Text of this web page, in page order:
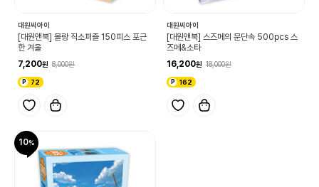
대원씨아이
[대원앤북] 몰랑 직소퍼즐 150피스 포근
한 겨울
7,200
8,000
72
대원씨아이
[대원앤북] 스즈메의 문단속 500pcs 스
즈메&소타
16,200
18,000
162
10